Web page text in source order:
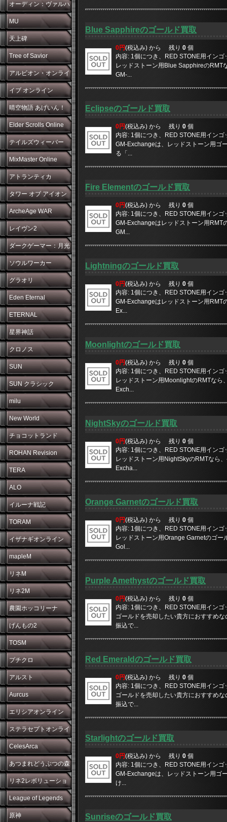
オーディン：ヴァルハ
ラ・ライジング
MU
天上碑
Tree of Savior
アルビオン・オンライ
ン
イブ オンライン
晴空物語 あげいん！
Elder Scrolls Online
テイルズウィーバー
MixMaster Online
アトランティカ
タワー オブ アイオン
ArcheAge WAR
レイヴン2
ダークゲーマー：月光
彫刻師
ソウルワーカー
グラオリ
Eden Eternal
ETERNAL
星界神話
クロノス
SUN
SUN クラシック
milu
New World
チョコットランド
ROHAN Revision
TERA
ALO
イルーナ戦記
TORAM
イザナギオンライン
mapleM
リネM
リネ2M
農園ホッコリーナ
げんもの2
TOSM
プチクロ
アルスト
Aurcus
エリシアオンライン
ステラセプトオンライ
ン
CelesArca
あつまれどうぶつの森
リネ2レボリューショ
ン
League of Legends
原神
Blue Sapphireのゴールド買取
0円(税込み) から 残り0 個
内容: 1個につき、RED STONE用イン
レッドストーン用Blue SapphireのRMT
GM-...
Eclipseのゴールド買取
0円(税込み) から 残り 0 個
内容: 1個につき、RED STONE用イン
GM-Exchangeは、レッドストーン用ゴ
る「...
Fire Elementのゴールド買取
0円(税込み) から 残り 0 個
内容: 1個につき、RED STONE用イン
GM-Exchangeはレッドストーン用RMT
GM...
Lightningのゴールド買取
0円(税込み) から 残り0 個
内容: 1個につき、RED STONE用イン
GM-Exchangeはレッドストーン用RMT
Ex...
Moonlightのゴールド買取
0円(税込み) から 残り 0 個
内容: 1個につき、RED STONE用イン
レッドストーン用MoonlightのRMTなら
Exch...
NightSkyのゴールド買取
0円(税込み) から 残り 0 個
内容: 1個につき、RED STONE用イン
レッドストーン用NightSkyのRMTなら
Excha...
Orange Garnetのゴールド買取
0円(税込み) から 残り0 個
内容: 1個につき、RED STONE用イン
レッドストーン用Orange Garnetのゴ
Gol...
Purple Amethystのゴールド買取
0円(税込み) から 残り 0 個
内容: 1個につき、RED STONE用イン
ゴールドを売却したい貴方におすすめ
振込で...
Red Emeraldのゴールド買取
0円(税込み) から 残り 0 個
内容: 1個につき、RED STONE用イン
ゴールドを売却したい貴方におすすめ
振込で...
Starlightのゴールド買取
0円(税込み) から 残り0 個
内容: 1個につき、RED STONE用イン
GM-Exchangeは、レッドストーン用ゴ
け...
Sunriseのゴールド買取